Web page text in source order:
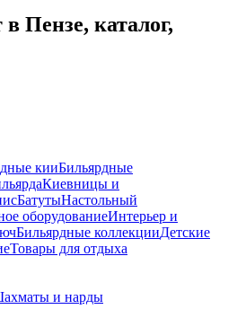
Пензе, каталог,
кииБильярдные
Киевницы и
БатутыНастольный
оборудованиеИнтерьер и
Бильярдные коллекцииДетские
Товары для отдыха
и нарды